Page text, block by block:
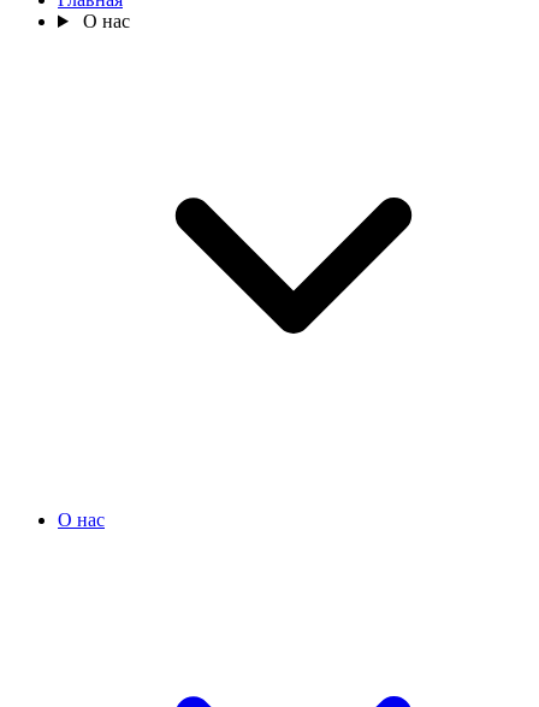
О нас
О нас